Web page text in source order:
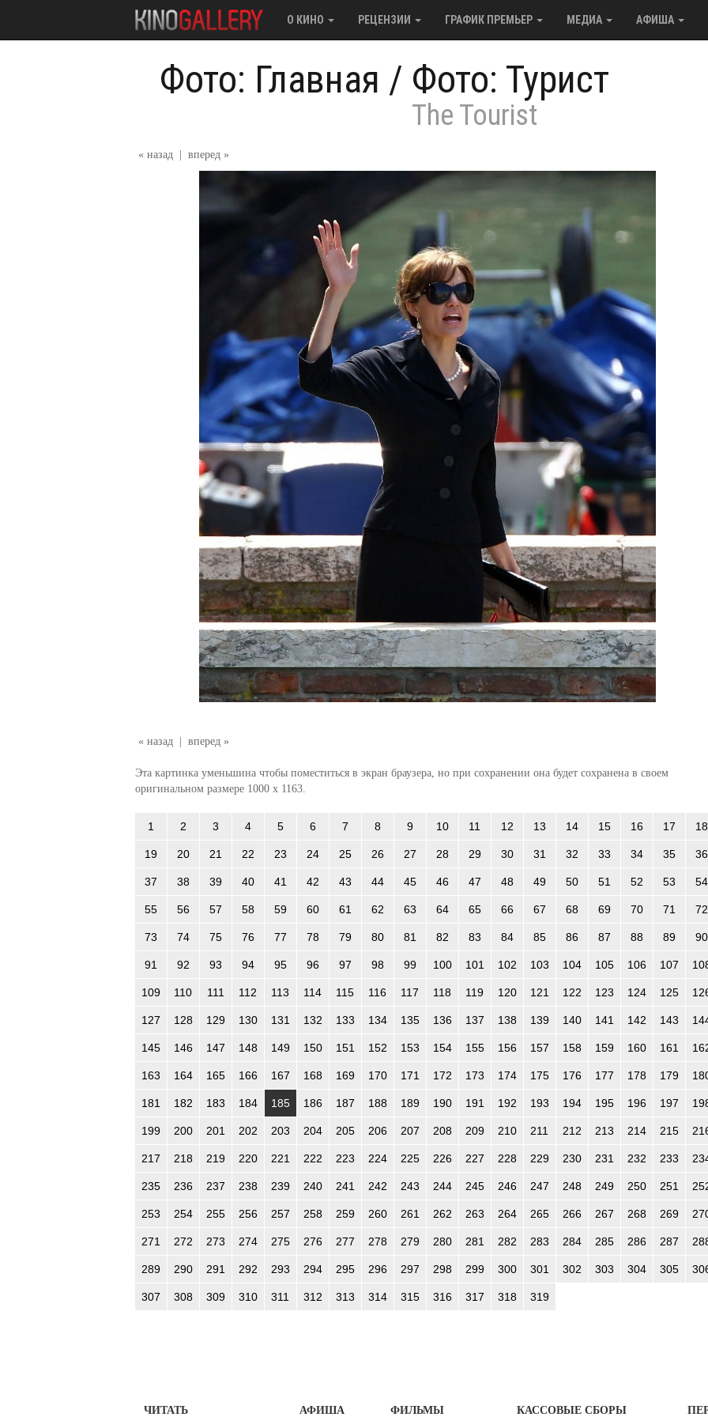
О КИНО РЕЦЕНЗИИ ГРАФИК ПРЕМЬЕР МЕДИА АФИША
Фото: Главная / Фото: Турист
The Tourist
« назад вперед »
« назад вперед »
Эта картинка уменьшина чтобы поместиться в экран браузера, но при сохранении она будет сохранена в своем
оригинальном размере 1000 x 1163.
1 2 3 4 5 6 7 8 9 10 11 12 13 14 15 16 17 18
19 20 21 22 23 24 25 26 27 28 29 30 31 32 33 34 35 36
37 38 39 40 41 42 43 44 45 46 47 48 49 50 51 52 53 54
55 56 57 58 59 60 61 62 63 64 65 66 67 68 69 70 71 72
73 74 75 76 77 78 79 80 81 82 83 84 85 86 87 88 89 90
91 92 93 94 95 96 97 98 99 100 101 102 103 104 105 106 107
109 110 111 112 113 114 115 116 117 118 119 120 121 122 123 124 125
127 128 129 130 131 132 133 134 135 136 137 138 139 140 141 142 143
145 146 147 148 149 150 151 152 153 154 155 156 157 158 159 160 161
163 164 165 166 167 168 169 170 171 172 173 174 175 176 177 178 179
181 182 183 184 185 186 187 188 189 190 191 192 193 194 195 196 197
199 200 201 202 203 204 205 206 207 208 209 210 211 212 213 214 215
217 218 219 220 221 222 223 224 225 226 227 228 229 230 231 232 233
235 236 237 238 239 240 241 242 243 244 245 246 247 248 249 250 251
253 254 255 256 257 258 259 260 261 262 263 264 265 266 267 268 269
271 272 273 274 275 276 277 278 279 280 281 282 283 284 285 286 287
289 290 291 292 293 294 295 296 297 298 299 300 301 302 303 304 305
307 308 309 310 311 312 313 314 315 316 317 318 319
ЧИТАТЬ АФИША ФИЛЬМЫ КАССОВЫЕ СБОРЫ